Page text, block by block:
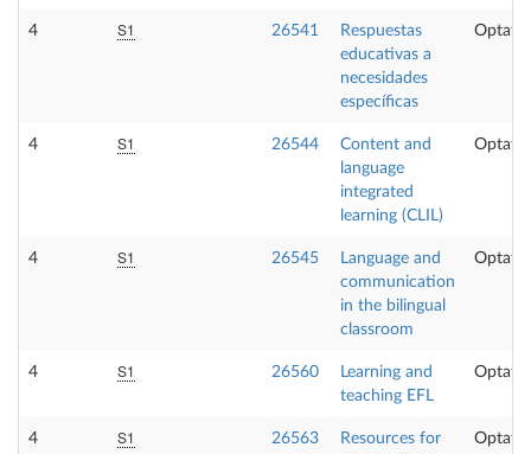
4 S1 26541
Respuestas
educativas a
necesidades
específicas
4 S1 26544
Content and
language
integrated
learning (CLIL)
4 S1 26545
Language and
communication
in the bilingual
classroom
4 S1 26560
Learning and
teaching EFL
4 S1 26563
Resources for